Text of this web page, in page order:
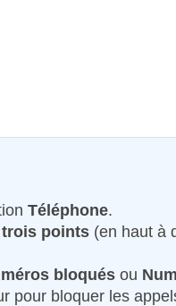
Téléphone.
trois points(en haut à
bloquésou
pour bloquer les